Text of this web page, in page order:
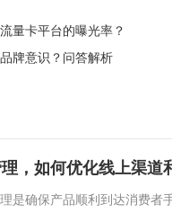
量卡平台的曝光率？
牌意识？问答解析
，如何优化线上渠道
是确保产品顺利到达消费者